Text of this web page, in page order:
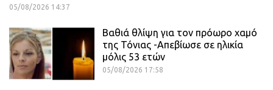
05/08/2026 14:37
Βαθιά θλίψη για τον πρόωρο χαμό
της Τόνιας -Απεβίωσε σε ηλικία
μόλις 53 ετών
05/08/2026 17:58